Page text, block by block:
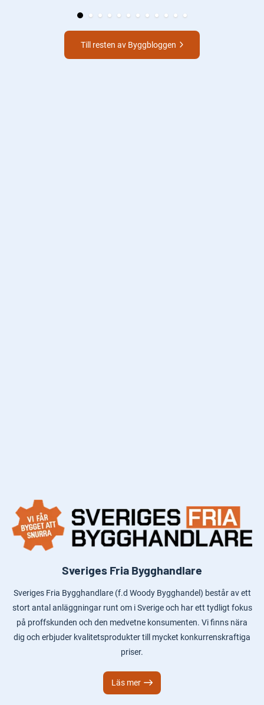
Till resten av Byggbloggen
Sveriges Fria Bygghandlare
Sveriges Fria Bygghandlare (f.d Woody Bygghandel) består av ett
stort antal anläggningar runt om i Sverige och har ett tydligt fokus
på proffskunden och den medvetne konsumenten. Vi finns nära
dig och erbjuder kvalitetsprodukter till mycket konkurrenskraftiga
priser.
Läs mer